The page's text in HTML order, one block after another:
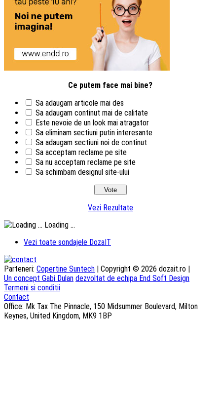
Ce putem face mai bine?
Sa adaugam articole mai des
Sa adaugam continut mai de calitate
Este nevoie de un look mai atragator
Sa eliminam sectiuni putin interesante
Sa adaugam sectiuni noi de continut
Sa acceptam reclame pe site
Sa nu acceptam reclame pe site
Sa schimbam designul site-ului
Vezi Rezultate
Loading ...
Vezi toate sondajele DozaIT
Parteneri: Copertine Suntech | Copyright © 2026 dozait.ro |
Un concept Gabi Dulan dezvoltat de echipa End Soft Design
Termeni si conditii
Contact
Office: Mk Tax The Pinnacle, 150 Midsummer Boulevard, Milton
Keynes, United Kingdom, MK9 1BP